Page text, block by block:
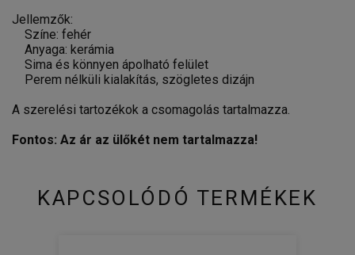
Jellemzők:
Színe: fehér
Anyaga: kerámia
Sima és könnyen ápolható felület
Perem nélküli kialakítás, szögletes dizájn
A szerelési tartozékok a csomagolás tartalmazza.
Fontos: Az ár az ülőkét nem tartalmazza!
KAPCSOLÓDÓ TERMÉKEK